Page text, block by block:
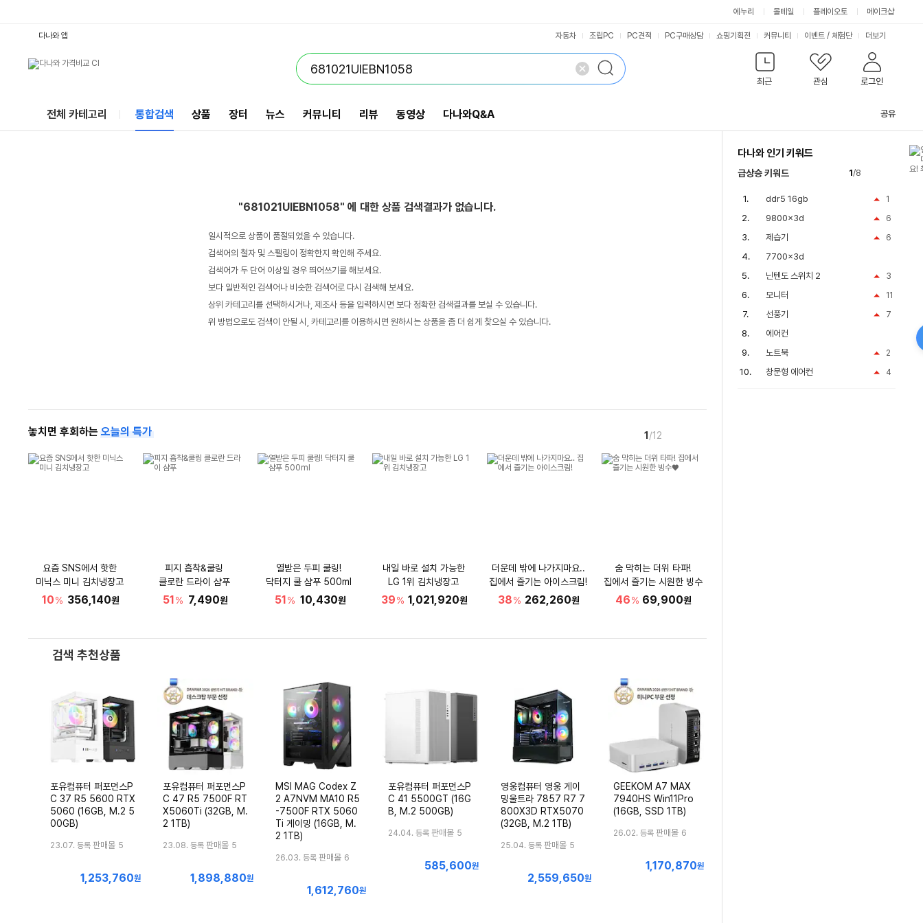
에누리 몰테일 플레이오토 메이크샵
최근 관심 로그인
다나와 앱 자동차 조립PC PC견적 PC구매상담 쇼핑기획전 커뮤니티 이벤트 / 체험단 더보기
전체 카테고리 통합검색 상품 장터 뉴스 커뮤니티 리뷰 동영상 다나와Q&A 공유
"681021UIEBN1058" 에 대한 상품 검색결과가 없습니다.
일시적으로 상품이 품절되었을 수 있습니다.
검색어의 철자 및 스펠링이 정확한지 확인해 주세요.
검색어가 두 단어 이상일 경우 띄어쓰기를 해보세요.
보다 일반적인 검색어나 비슷한 검색어로 다시 검색해 보세요.
상위 카테고리를 선택하시거나, 제조사 등을 입력하시면 보다 정확한 검색결과를 보실 수 있습니다.
위 방법으로도 검색이 안될 시, 카테고리를 이용하시면 원하시는 상품을 좀 더 쉽게 찾으실 수 있습니다.
놓치면 후회하는 오늘의 특가 1 /12
요즘 SNS에서 핫한
미닉스 미니 김치냉장고
10% 356,140원
피지 흡착&쿨링
클로란 드라이 샴푸
51% 7,490원
열받은 두피 쿨링!
닥터지 쿨 샴푸 500ml
51% 10,430원
내일 바로 설치 가능한
LG 1위 김치냉장고
39% 1,021,920원
더운데 밖에 나가지마요..
집에서 즐기는 아이스크림!
38% 262,260원
숨 막히는 더위 타파!
집에서 즐기는 시원한 빙수
♥
46% 69,900원
검색 추천상품
포유컴퓨터 퍼포먼스P
C 37 R5 5600 RTX
5060 (16GB, M.2 5
00GB)
23.07. 등록 판매몰 5
최1,253,760원
포유컴퓨터 퍼포먼스P
C 47 R5 7500F RT
X5060Ti (32GB, M.
2 1TB)
23.08. 등록 판매몰 5
최1,898,880원
MSI MAG Codex Z
2 A7NVM MA10 R5
-7500F RTX 5060
Ti 게이밍 (16GB, M.
2 1TB)
26.03. 등록 판매몰 6
최1,612,760원
포유컴퓨터 퍼포먼스P
C 41 5500GT (16G
B, M.2 500GB)
24.04. 등록 판매몰 5
최
585,600원
영웅컴퓨터 영웅 게이
밍울트라 7857 R7 7
800X3D RTX5070
(32GB, M.2 1TB)
25.04. 등록 판매몰 5
최
2,559,650원
GEEKOM A7 MAX
7940HS Win11Pro
(16GB, SSD 1TB)
26.02. 등록 판매몰 6
최
1,170,870원
다나와 인기 키워드
급상승 키워드 1/8
1
ddr5 16gb
6
9800x3d
6
제습기
7700x3d
3
닌텐도 스위치 2
11
모니터
7
선풍기
에어컨
2
노트북
4
창문형 에어컨